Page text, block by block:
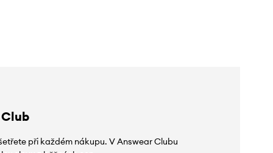
při každém nákupu. V Answear Clubu